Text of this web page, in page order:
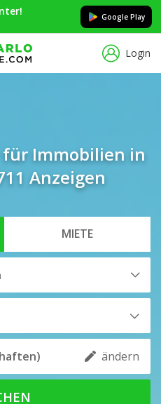
Google Play
Login
Immobilien in
Anzeigen
MIETE
ändern